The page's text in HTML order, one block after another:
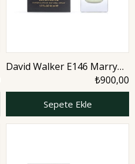
David Walker E146 Marry
50 ml Erkek Parfüm |
Woody
₺900,00
Sepete Ekle